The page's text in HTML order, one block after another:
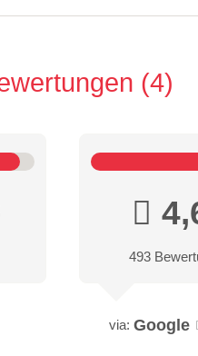
4
493
via: Google